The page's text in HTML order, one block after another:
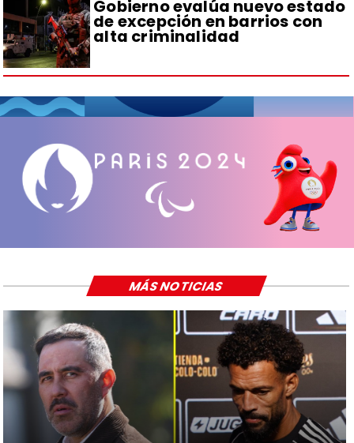
Gobierno evalúa nuevo estado
de excepción en barrios con
alta criminalidad
MÁS NOTICIAS